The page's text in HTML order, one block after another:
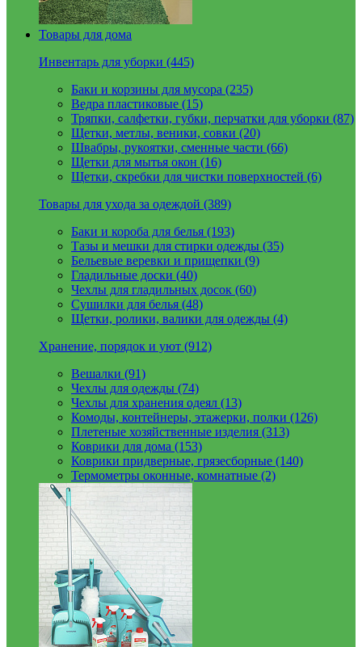
Товары для дома
Инвентарь для уборки (445)
Баки и корзины для мусора (235)
Ведра пластиковые (15)
Тряпки, салфетки, губки, перчатки для уборки (87)
Щетки, метлы, веники, совки (20)
Швабры, рукоятки, сменные части (66)
Щетки для мытья окон (16)
Щетки, скребки для чистки поверхностей (6)
Товары для ухода за одеждой (389)
Баки и короба для белья (193)
Тазы и мешки для стирки одежды (35)
Бельевые веревки и прищепки (9)
Гладильные доски (40)
Чехлы для гладильных досок (60)
Сушилки для белья (48)
Щетки, ролики, валики для одежды (4)
Хранение, порядок и уют (912)
Вешалки (91)
Чехлы для одежды (74)
Чехлы для хранения одеял (13)
Комоды, контейнеры, этажерки, полки (126)
Плетеные хозяйственные изделия (313)
Коврики для дома (153)
Коврики придверные, грязесборные (140)
Термометры оконные, комнатные (2)